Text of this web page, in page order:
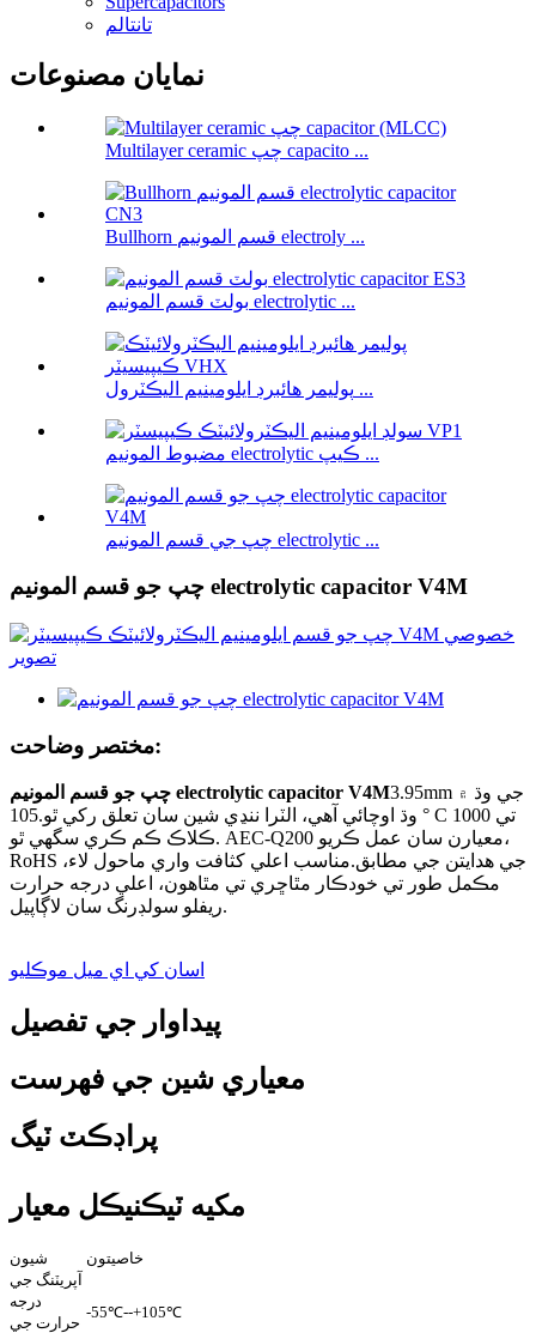
تانتالم
نمايان مصنوعات
Multilayer ceramic چپ capacito ...
Bullhorn قسم المونيم electroly ...
بولٽ قسم المونيم electrolytic ...
پوليمر هائبرڊ ايلومينيم اليڪٽرول ...
مضبوط المونيم electrolytic ڪيپ ...
چپ جي قسم المونيم electrolytic ...
چپ جو قسم المونيم electrolytic capacitor V4M
مختصر وضاحت:
چپ جو قسم المونيم electrolytic capacitor V4M3.95mm جي وڌ ۾
وڌ اوچائي آهي، الٽرا ننڍي شين سان تعلق رکي ٿو.105 ° C تي 1000
ڪلاڪ ڪم ڪري سگھي ٿو. AEC-Q200 معيارن سان عمل ڪريو،
RoHS جي هدايتن جي مطابق.مناسب اعلي کثافت واري ماحول لاء،
مڪمل طور تي خودڪار مٿاڇري تي مٿاهون، اعلي درجه حرارت
ريفلو سولڊرنگ سان لاڳاپيل.
اسان کي اي ميل موڪليو
پيداوار جي تفصيل
معياري شين جي فهرست
پراڊڪٽ ٽيگ
مکيه ٽيڪنيڪل معيار
شيون
خاصيتون
آپريٽنگ جي
درجه
حرارت جي
-55℃--+105℃